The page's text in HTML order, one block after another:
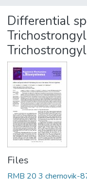
Statistics
Differential
Files
RMB 20 3 chernovik-